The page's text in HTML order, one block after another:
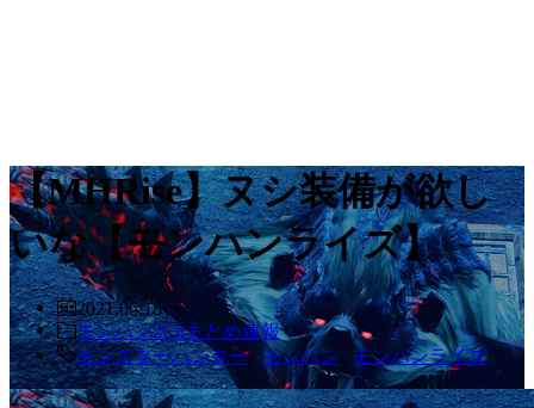
【MHRise】ヌシ装備が欲し
いな【モンハンライズ】
2021.06.18
モンハン2Chまとめ速報
モンスターハンター, モンハン モンハンライズ